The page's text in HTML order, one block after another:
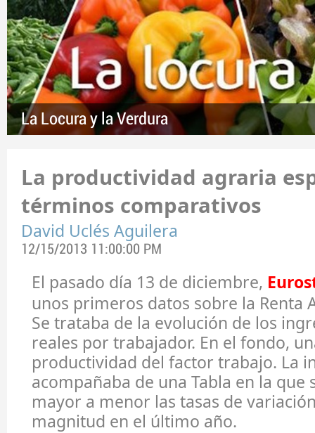
La Locura y la Verdura
La productividad agraria
términos comparativos
David Uclés Aguilera
12/15/2013 11:00:00 PM
El pasado día 13 de diciembre,
unos primeros datos sobre la Renta
Se trataba de la evolución de los
reales por trabajador. En el fondo,
productividad del factor trabajo. La
acompañaba de una Tabla en la que
mayor a menor las tasas de
magnitud en el último año.